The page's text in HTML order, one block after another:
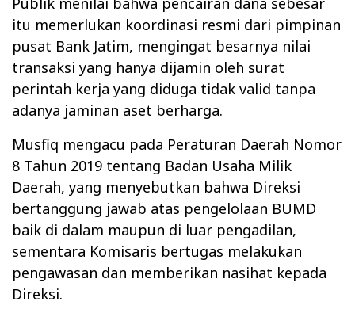
itu memerlukan koordinasi resmi dari pimpinan
pusat Bank Jatim, mengingat besarnya nilai
transaksi yang hanya dijamin oleh surat
perintah kerja yang diduga tidak valid tanpa
adanya jaminan aset berharga.
Musfiq mengacu pada Peraturan Daerah Nomor
8 Tahun 2019 tentang Badan Usaha Milik
Daerah, yang menyebutkan bahwa Direksi
bertanggung jawab atas pengelolaan BUMD
baik di dalam maupun di luar pengadilan,
sementara Komisaris bertugas melakukan
pengawasan dan memberikan nasihat kepada
Direksi.